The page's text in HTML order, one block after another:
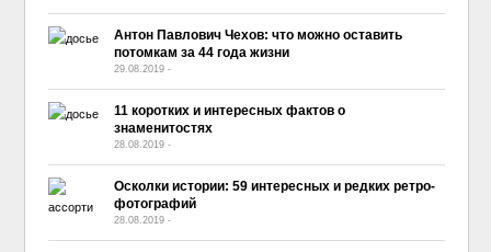
Антон Павлович Чехов: что можно оставить
потомкам за 44 года жизни
29.08.2019 -
11 коротких и интересных фактов о
знаменитостях
28.08.2019 -
Осколки истории: 59 интересных и редких ретро-
фотографий
28.08.2019 -